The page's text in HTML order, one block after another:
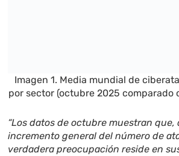
Imagen 1. Media mundial de
por sector (octubre 2025 comparado
“Los datos de octubre muestran que,
incremento general del número de
verdadera preocupación reside en